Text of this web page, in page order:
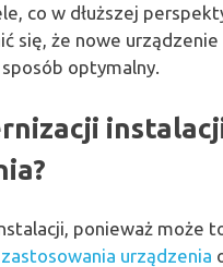
co w dłuższej
się, że nowe
optymalny.
ponieważ może
urządzenia